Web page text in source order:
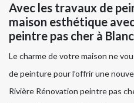
Avec les travaux de
maison esthétique
peintre pas cher à
Le charme de votre maison ne
de peinture pour l’offrir une
Rivière Rénovation peintre pas